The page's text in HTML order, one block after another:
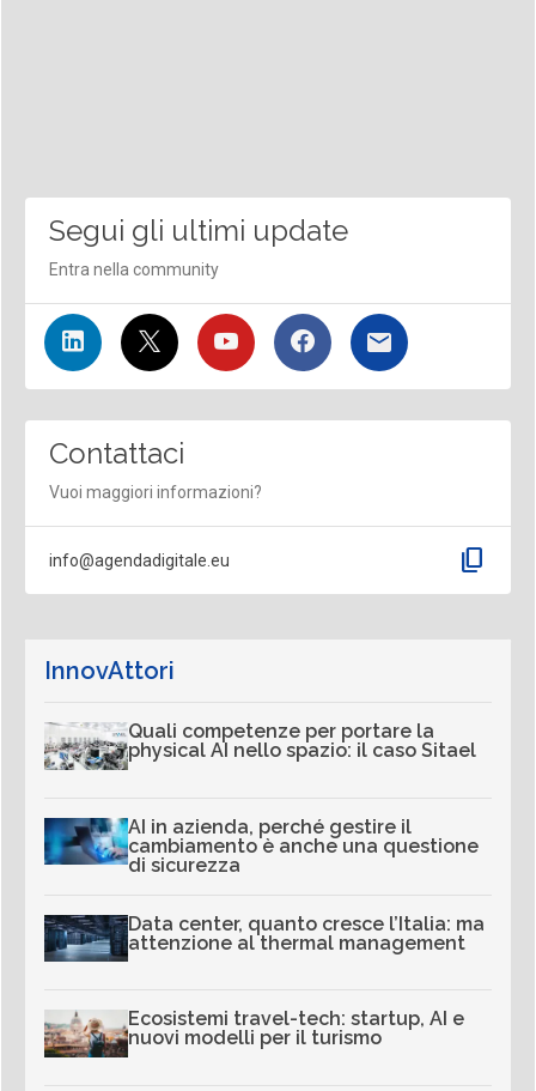
Segui gli ultimi update
Entra nella community
Contattaci
Vuoi maggiori informazioni?
info@agendadigitale.eu content_copy
InnovAttori
Quali competenze per portare la
physical AI nello spazio: il caso Sitael
AI in azienda, perché gestire il
cambiamento è anche una questione
di sicurezza
Data center, quanto cresce l’Italia: ma
attenzione al thermal management
Ecosistemi travel-tech: startup, AI e
nuovi modelli per il turismo